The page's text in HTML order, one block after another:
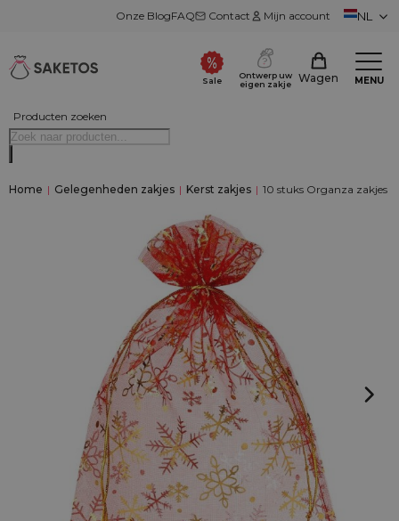
Onze BlogFAQ Contact Mijn account NL
Producten zoeken
Sale
Ontwerp uw
eigen zakje
Wagen MENU
Home | Gelegenheden zakjes | Kerst zakjes | 10 stuks Organza zakjes